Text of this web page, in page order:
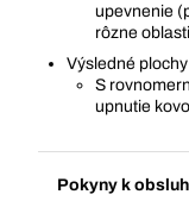
upevnenie
rôzne
Výsledné
S
upnutie
Pokyny k